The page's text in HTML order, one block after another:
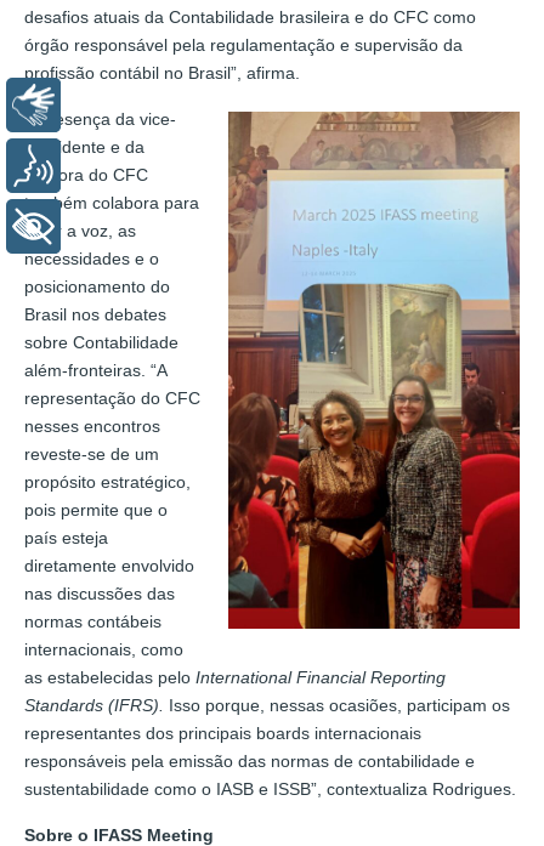
desafios atuais da Contabilidade brasileira e do CFC como
órgão responsável pela regulamentação e supervisão da
profissão contábil no Brasil”, afirma.
A presença da vice-
presidente e da
diretora do CFC
também colabora para
levar a voz, as
necessidades e o
posicionamento do
Brasil nos debates
sobre Contabilidade
além-fronteiras. “A
representação do CFC
nesses encontros
reveste-se de um
propósito estratégico,
pois permite que o
país esteja
diretamente envolvido
nas discussões das
normas contábeis
internacionais, como
as estabelecidas pelo International Financial Reporting
Standards (IFRS).
Isso porque, nessas ocasiões, participam os
representantes dos principais boards internacionais
responsáveis pela emissão das normas de contabilidade e
sustentabilidade como o IASB e ISSB”, contextualiza Rodrigues.
Sobre o IFASS Meeting
Voz
+ Acessibilidade